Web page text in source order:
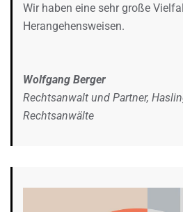
Wir haben eine sehr große
Herangehensweisen.
Wolfgang Berger
Rechtsanwalt und Partner,
Rechtsanwälte